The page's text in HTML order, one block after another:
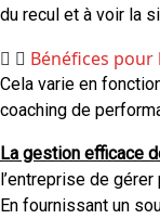
du recul et à voir la
Bénéfices pour
Cela varie en
coaching de
La gestion efficace
l’entreprise de
En fournissant un